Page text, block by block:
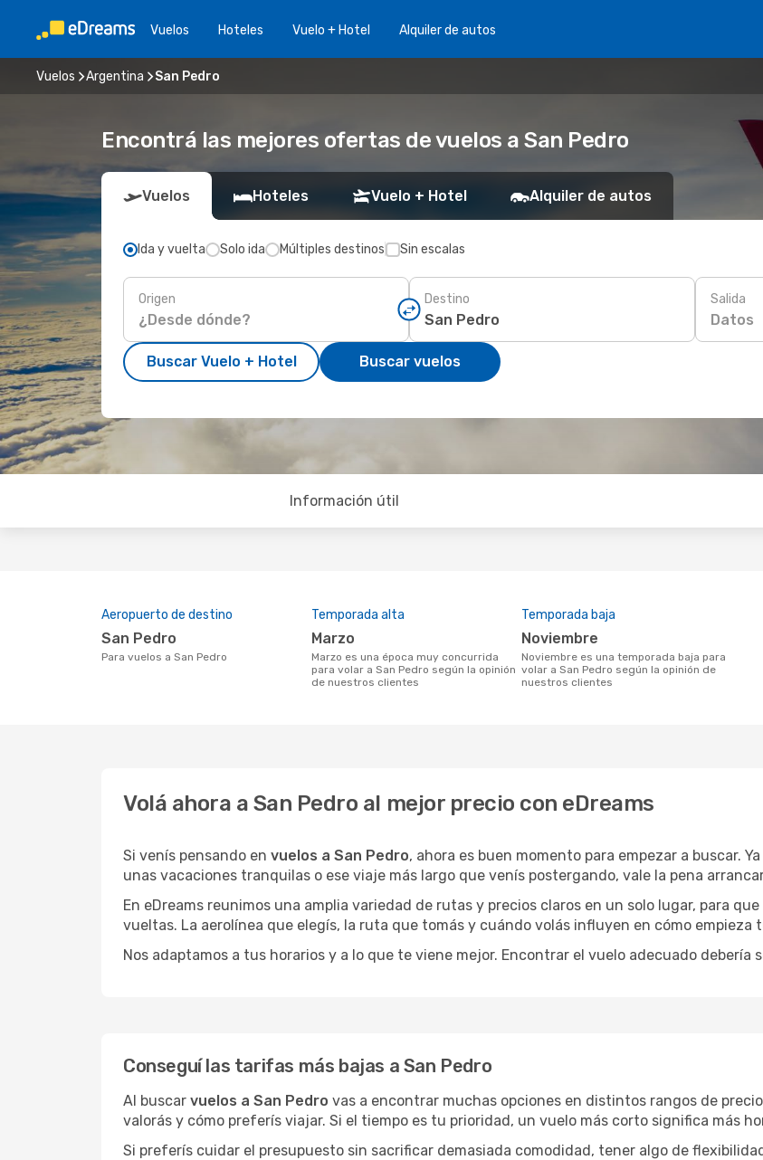
Vuelos Hoteles Vuelo + Hotel Alquiler de autos
Vuelos Argentina San Pedro
Encontrá las mejores ofertas de vuelos a San Pedro
Vuelos Hoteles Vuelo + Hotel Alquiler de autos
Ida y vuelta Solo ida Múltiples destinos Sin escalas
Origen Destino Salida
Datos
Buscar Vuelo + Hotel Buscar vuelos
Información útil
Aeropuerto de destino
San Pedro
Para vuelos a San Pedro
Temporada alta
marzo
marzo es una época muy concurrida
para volar a San Pedro según la opinión
de nuestros clientes
Temporada baja
noviembre
noviembre es una temporada baja para
volar a San Pedro según la opinión de
nuestros clientes
Volá ahora a San Pedro al mejor precio con eDreams
Si venís pensando en vuelos a San Pedro, ahora es buen momento para empezar a buscar.
unas vacaciones tranquilas o ese viaje más largo que venís postergando, vale la pena
En eDreams reunimos una amplia variedad de rutas y precios claros en un solo lugar, para
vueltas. La aerolínea que elegís, la ruta que tomás y cuándo volás influyen en cómo empieza
Nos adaptamos a tus horarios y a lo que te viene mejor. Encontrar el vuelo adecuado debería
Conseguí las tarifas más bajas a San Pedro
Al buscar vuelos a San Pedro vas a encontrar muchas opciones en distintos rangos de
valorás y cómo preferís viajar. Si el tiempo es tu prioridad, un vuelo más corto significa más
Si preferís cuidar el presupuesto sin sacrificar demasiada comodidad, tener algo de